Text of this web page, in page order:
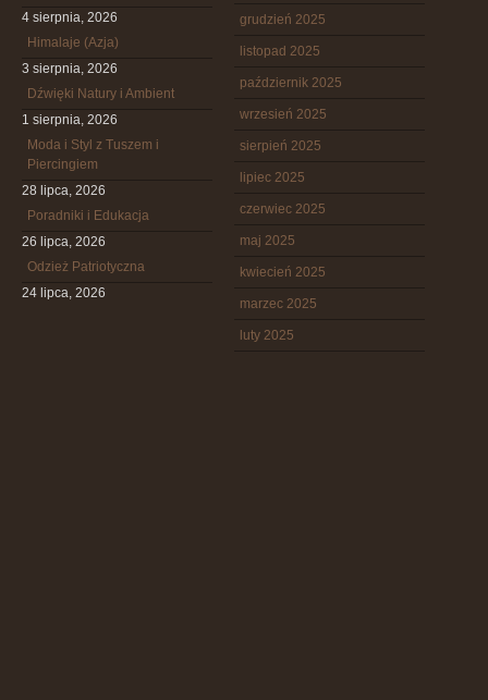
4 sierpnia, 2026
Himalaje (Azja)
3 sierpnia, 2026
Dźwięki Natury i Ambient
1 sierpnia, 2026
Moda i Styl z Tuszem i
Piercingiem
28 lipca, 2026
Poradniki i Edukacja
26 lipca, 2026
Odzież Patriotyczna
24 lipca, 2026
grudzień 2025
listopad 2025
październik 2025
wrzesień 2025
sierpień 2025
lipiec 2025
czerwiec 2025
maj 2025
kwiecień 2025
marzec 2025
luty 2025